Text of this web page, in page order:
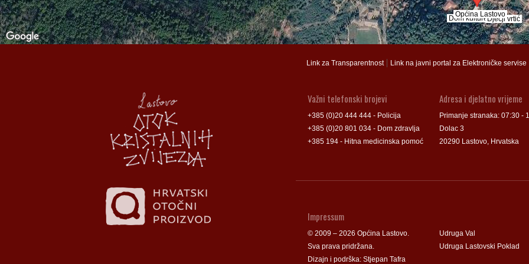
Općina Lastovo
Dječji vrtić
Dom kulture
Općina Lastovo
Dječji vrtić
Dom kulture
Link za Transparentnost| Link na javni portal za Elektroničke servise
Adresa i djelatno vrijeme
Primanje stranaka: 07:30 -
Dolac 3
20290 Lastovo, Hrvatska
Važni telefonski brojevi
+385 (0)20 444 444 - Policija
+385 (0)20 801 034 - Dom zdravlja
+385 194 - Hitna medicinska pomoć
Udruga Val
Udruga Lastovski Poklad
Impressum
© 2009 – 2026 Općina Lastovo.
Sva prava pridržana.
Dizajn i podrška: Stjepan Tafra